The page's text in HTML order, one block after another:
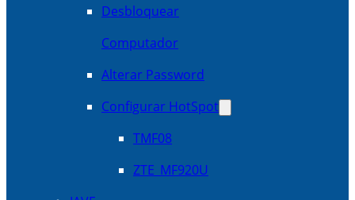
Desbloquear
Computador
Alterar Password
Configurar HotSpot
TMF08
ZTE_MF920U